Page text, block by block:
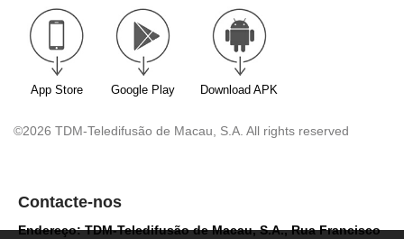
App Store Google Play Download APK
©2026 TDM-Teledifusão de Macau, S.A. All rights reserved
Contacte-nos
Endereço: TDM-Teledifusão de Macau, S.A., Rua Francisco